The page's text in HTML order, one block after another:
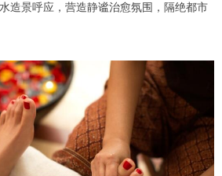
造景呼应，营造静谧治愈氛围，隔绝都市